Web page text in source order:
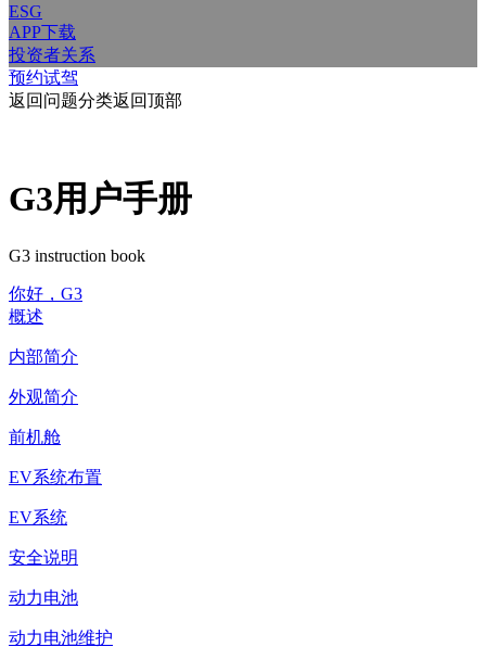
ESG
APP下载
投资者关系
预约试驾
返回问题分类返回顶部
G3用户手册
G3 instruction book
你好，G3
概述
内部简介
外观简介
前机舱
EV系统布置
EV系统
安全说明
动力电池
动力电池维护